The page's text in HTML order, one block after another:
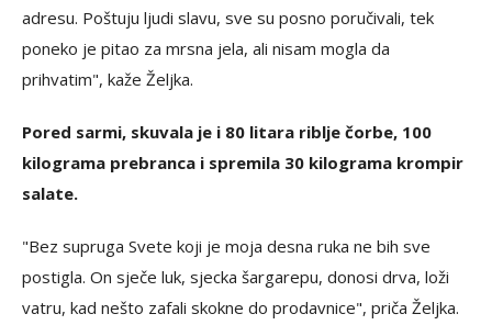
adresu. Poštuju ljudi slavu, sve su posno poručivali, tek
poneko je pitao za mrsna jela, ali nisam mogla da
prihvatim", kaže Željka.
Pored sarmi, skuvala je i 80 litara riblje čorbe, 100
kilograma prebranca i spremila 30 kilograma krompir
salate.
"Bez supruga Svete koji je moja desna ruka ne bih sve
postigla. On sječe luk, sjecka šargarepu, donosi drva, loži
vatru, kad nešto zafali skokne do prodavnice", priča Željka.